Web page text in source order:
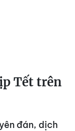
Tết trên
đán, dịch